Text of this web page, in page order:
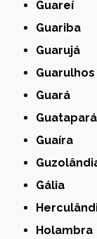
Guareí
Guariba
Guarujá
Guarulhos
Guará
Guatapará
Guaíra
Gália
Holambra